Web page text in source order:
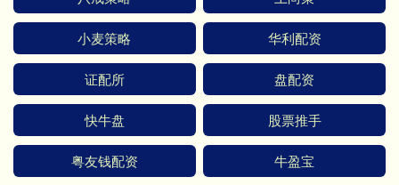
小麦策略 华利配资
证配所 盘配资
快牛盘 股票推手
粤友钱配资 牛盈宝